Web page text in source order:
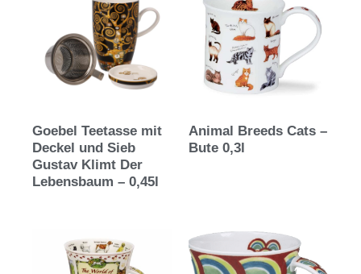
Goebel Teetasse mit
Deckel und Sieb
Gustav Klimt Der
Lebensbaum – 0,45l
Animal Breeds Cats –
Bute 0,3l